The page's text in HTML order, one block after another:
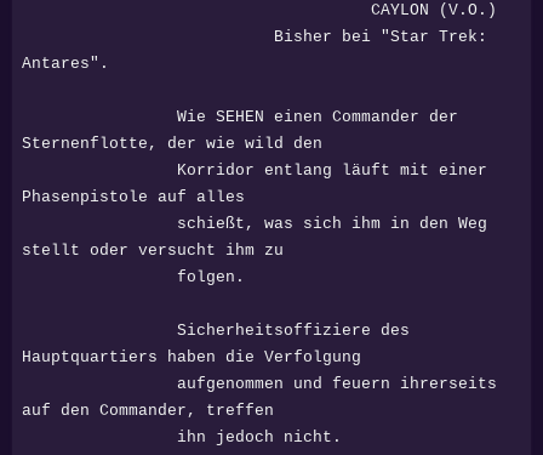
CAYLON (V.O.)
Bisher bei "Star Trek:
Antares".
Wie SEHEN einen Commander der
Sternenflotte, der wie wild den
Korridor entlang läuft mit einer
Phasenpistole auf alles
schießt, was sich ihm in den Weg
stellt oder versucht ihm zu
folgen.
Sicherheitsoffiziere des
Hauptquartiers haben die Verfolgung
aufgenommen und feuern ihrerseits
auf den Commander, treffen
ihn jedoch nicht.